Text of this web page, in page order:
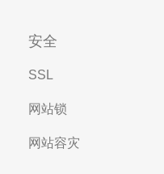
安全
SSL
网站锁
网站容灾